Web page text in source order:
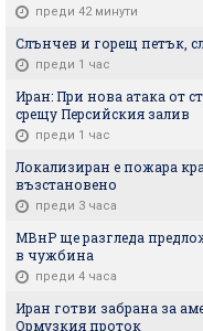
преди 42 минути
Слънчев и горещ петък,
преди 1 час
Иран: При нова атака от
срещу Персийския залив
преди 1 час
Локализиран е пожара
възстановено
преди 3 часа
МВнР ще разгледа
в чужбина
преди 4 часа
Иран готви забрана за
Ормузкия проток